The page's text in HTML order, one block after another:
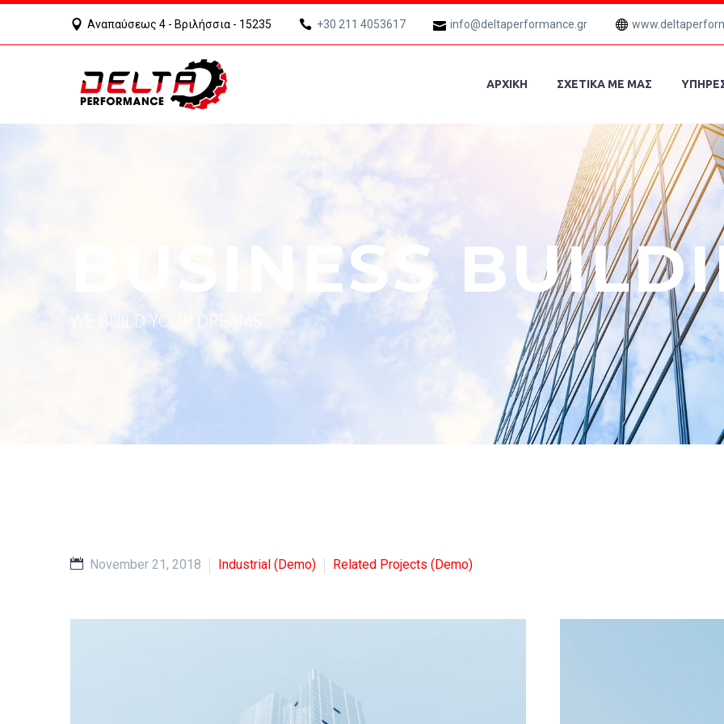
Αναπαύσεως 4 - Βριλήσσια - 15235 +30 211 4053617 info@deltaperformance.gr
ΑΡΧΙΚΗ ΣΧΕΤΙΚΑ ΜΕ ΜΑΣ
BUSINESS
WE BUILD YOUR DREAMS
November 21, 2018 Industrial (Demo) Related Projects (Demo)